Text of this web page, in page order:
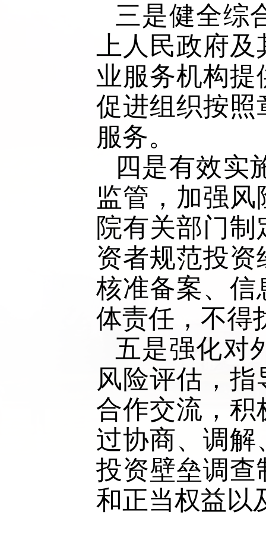
三是健全综
上人民政府
业服务机构
促进组织按照
服务。
四是有效实
监管，加强
院有关部门
资者规范投
核准备案、信
体责任，不得
五是强化对
风险评估，
合作交流，
过协商、调
投资壁垒调查
和正当权益以